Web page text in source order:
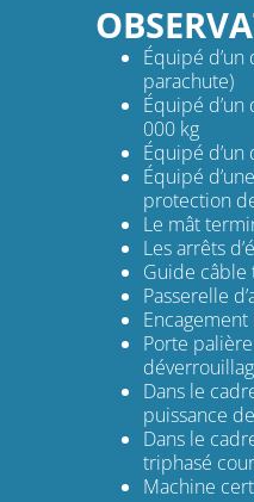
Équipé
parachute)
Équipé
000 kg
Équipé
Équipé
protection
Le mât
Les arrêts
Guide câble
Passerelle
Porte
Dans le
puissance
Dans le
triphasé
Machine